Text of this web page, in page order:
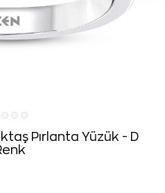
Pırlanta Yüzük - D